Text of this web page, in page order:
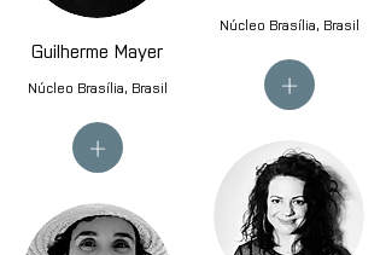
Guilherme Mayer
Núcleo Brasília, Brasil
+
Núcleo Brasília, Brasil
+